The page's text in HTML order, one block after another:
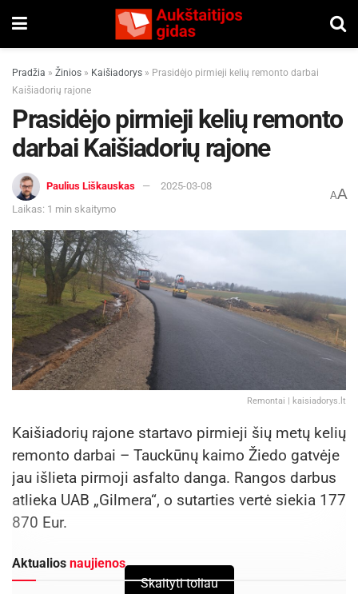
Pradžia » Žinios » Kaišiadorys » Prasidėjo pirmieji kelių remonto darbai
Kaišiadorių rajone
Prasidėjo pirmieji kelių remonto
darbai Kaišiadorių rajone
Paulius Liškauskas
2025-03-08
Laikas: 1 min skaitymo
AA
Remontai | kaisiadorys.lt
Kaišiadorių rajone startavo pirmieji šių metų kelių
remonto darbai – Tauckūnų kaimo Žiedo gatvėje
jau išlieta pirmoji asfalto danga. Rangos darbus
atlieka UAB „Gilmera“, o sutarties vertė siekia 177
870 Eur.
Aktualios naujienos
Skaityti toliau